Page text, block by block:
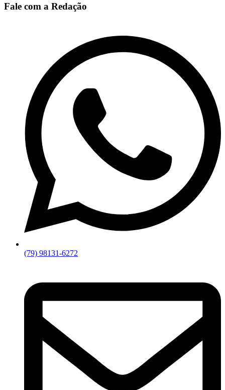
Fale com a Redação
(79) 98131-6272